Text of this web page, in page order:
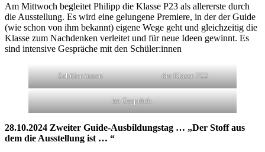
Am Mittwoch begleitet Philipp die Klasse P23 als allererste durch
die Ausstellung. Es wird eine gelungene Premiere, in der der Guide
(wie schon von ihm bekannt) eigene Wege geht und gleichzeitig die
Klasse zum Nachdenken verleitet und für neue Ideen gewinnt. Es
sind intensive Gespräche mit den Schüler:innen
Schüler:innen der Klasse P22
im Gespräch.
28.10.2024 Zweiter Guide-Ausbildungstag … „Der Stoff aus
dem die Ausstellung ist … “